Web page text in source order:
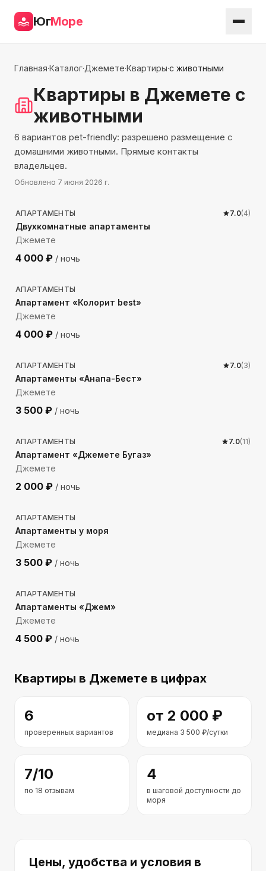
ЮгМоре
Главная·Каталог·Джемете·Квартиры·с животными
Квартиры в Джемете с
животными
6 вариантов pet-friendly: разрешено размещение с
домашними животными. Прямые контакты
владельцев.
Обновлено 7 июня 2026 г.
609 м до моря
АПАРТАМЕНТЫ 7.0(4)
Двухкомнатные апартаменты
Джемете
4 000 ₽ / ночь
610м до моря
АПАРТАМЕНТЫ
Апартамент «Колорит best»
Джемете
4 000 ₽ / ночь
367м до моря
АПАРТАМЕНТЫ 7.0(3)
Апартаменты «Анапа-Бест»
Джемете
3 500 ₽ / ночь
416м до моря
АПАРТАМЕНТЫ 7.0(11)
Апартамент «Джемете Бугаз»
Джемете
2 000 ₽ / ночь
382м до моря
АПАРТАМЕНТЫ
Апартаменты у моря
Джемете
3 500 ₽ / ночь
410м до моря
АПАРТАМЕНТЫ
Апартаменты «Джем»
Джемете
4 500 ₽ / ночь
Квартиры в Джемете в цифрах
6
проверенных вариантов
от 2 000 ₽
медиана 3 500 ₽/сутки
7/10
по 18 отзывам
4
в шаговой доступности до
моря
Цены, удобства и условия в